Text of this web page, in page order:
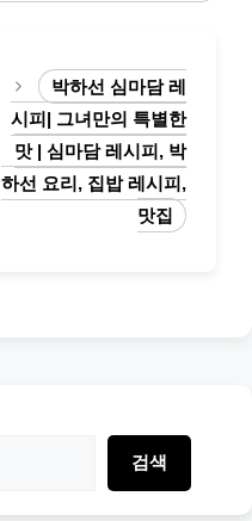
박하선 심마담 레
시피| 그녀만의 특별한
맛 | 심마담 레시피, 박
하선 요리, 집밥 레시피,
맛집
검색